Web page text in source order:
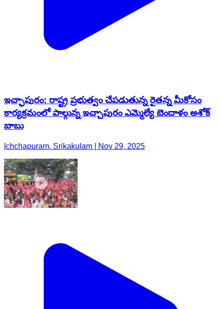
ఇచ్ఛాపురం: రాష్ట్ర ప్రభుత్వం చేపడుతున్న రైతన్న మీకోసం
కార్యక్రమంలో పాల్గున్న ఇచ్చాపురం ఎమ్మెల్యే బెందాళం అశోక్
బాబు
Ichchapuram, Srikakulam | Nov 29, 2025